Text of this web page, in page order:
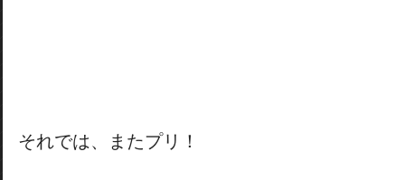
それでは、またプリ！